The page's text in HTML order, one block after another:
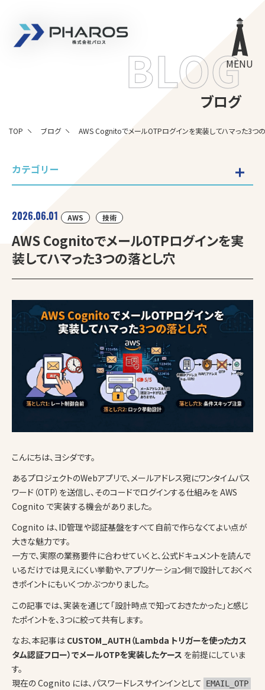
株式会社 Pharos
MENU
ブログ
BLOG
TOP ブログ AWS CognitoでメールOTPログインを実装してハマった3つ
2026.06.01 AWS 技術
AWS CognitoでメールOTPログインを実
装してハマった3つの落とし穴
こんにちは、ヨシダです。
あるプロジェクトのWebアプリで、メールアドレス宛にワンタイムパス
ワード（OTP）を送信し、そのコードでログインする仕組みを AWS
Cognito で実装する機会がありました。
Cognito は、ID管理や認証基盤をすべて自前で作らなくてよい点が
大きな魅力です。
一方で、実際の業務要件に合わせていくと、公式ドキュメントを読んで
いるだけでは見えにくい挙動や、アプリケーション側で設計しておくべ
きポイントにもいくつかぶつかりました。
この記事では、実装を通じて「設計時点で知っておきたかった」と感じ
たポイントを、3つに絞って共有します。
なお、本記事は CUSTOM_AUTH（Lambda トリガーを使ったカス
タム認証フロー）でメールOTPを実装したケース を前提にしていま
す。
現在の Cognito には、パスワードレスサインインとして
EMAIL_OTP
カテゴリー